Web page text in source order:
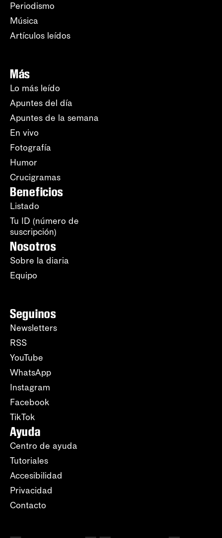
Periodismo
Música
Artículos leídos
Más
Lo más leído
Apuntes del día
Apuntes de la semana
En vivo
Fotografía
Humor
Crucigramas
Beneficios
Listado
Tu ID (número de
suscripción)
Nosotros
Sobre la diaria
Equipo
Seguinos
Newsletters
RSS
YouTube
WhatsApp
Instagram
Facebook
TikTok
Ayuda
Centro de ayuda
Tutoriales
Accesibilidad
Privacidad
Contacto